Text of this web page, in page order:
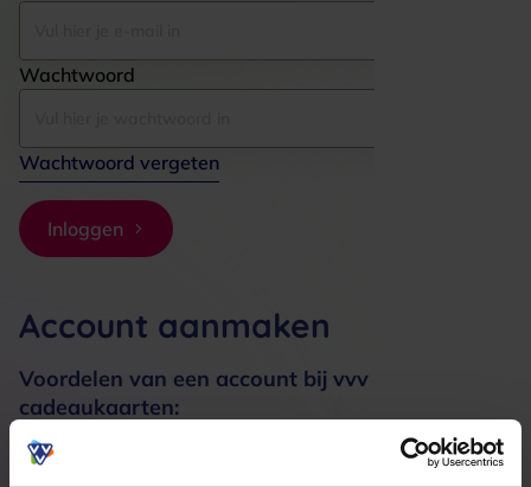
Wachtwoord
Wachtwoord vergeten
Inloggen
Account aanmaken
Voordelen van een account bij vvv
cadeaukaarten: